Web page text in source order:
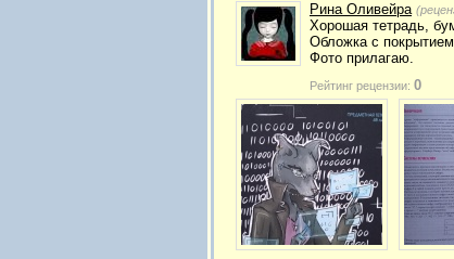
Рина Оливейра
Хорошая тетрадь,
Обложка с
Фото прилагаю.
Рейтинг рецензии: 0